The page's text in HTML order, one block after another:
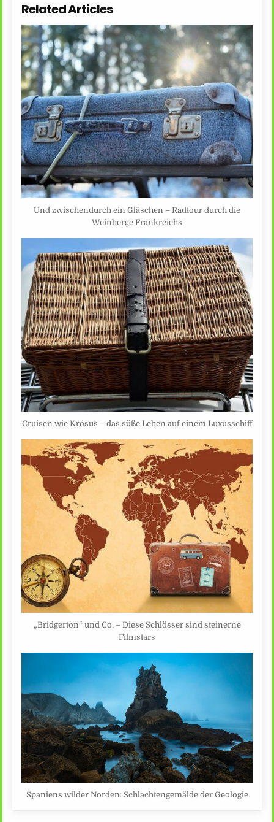
Related Articles
Und zwischendurch ein Gläschen – Radtour durch die
Weinberge Frankreichs
Cruisen wie Krösus – das süße Leben auf einem Luxusschiff
„Bridgerton“ und Co. – Diese Schlösser sind steinerne
Filmstars
Spaniens wilder Norden: Schlachtengemälde der Geologie